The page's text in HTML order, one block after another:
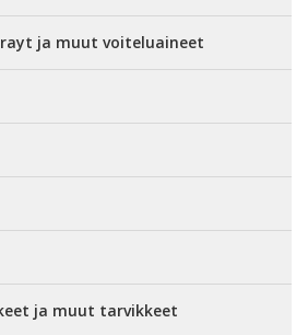
ja muut voiteluaineet
ja muut tarvikkeet